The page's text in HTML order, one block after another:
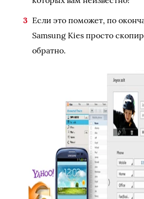
Если это поможет, по
Samsung Kies просто
обратно.